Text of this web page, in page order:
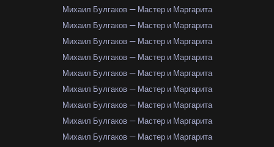
Михаил Булгаков — Мастер и Маргарита
Михаил Булгаков — Мастер и Маргарита
Михаил Булгаков — Мастер и Маргарита
Михаил Булгаков — Мастер и Маргарита
Михаил Булгаков — Мастер и Маргарита
Михаил Булгаков — Мастер и Маргарита
Михаил Булгаков — Мастер и Маргарита
Михаил Булгаков — Мастер и Маргарита
Михаил Булгаков — Мастер и Маргарита